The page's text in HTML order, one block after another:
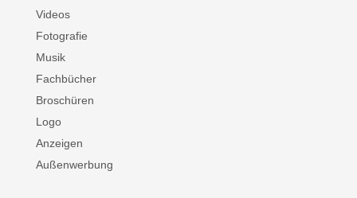
Videos
Fotografie
Musik
Fachbücher
Broschüren
Logo
Anzeigen
Außenwerbung